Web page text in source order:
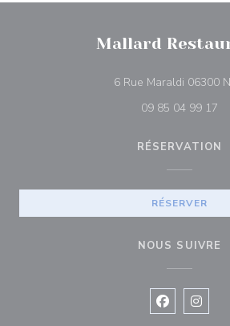
Mallard
6 Rue Maraldi 06300
09 85 04 99 17
RÉSERVATION
RÉSERVER
NOUS SUIVRE
Facebook